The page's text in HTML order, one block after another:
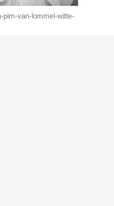
pim-van-lommel-witte-